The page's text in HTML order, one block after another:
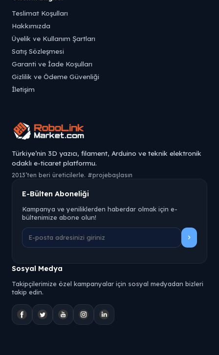
Teslimat Koşulları
Hakkımızda
Üyelik ve Kullanım Şartları
Satış Sözleşmesi
Garanti ve İade Koşulları
Gizlilik ve Ödeme Güvenliği
İletişim
Türkiye’nin 3D yazıcı, filament, Arduino ve teknik elektronik
odaklı e-ticaret platformu.
2013’ten beri üreticilerle. #projebaşlasın
E-Bülten Aboneliği
Kampanya ve yeniliklerden haberdar olmak için e-
bültenimize abone olun!
Sosyal Medya
Takipçilerimize özel kampanyalar için sosyal medyadan bizleri
takip edin.